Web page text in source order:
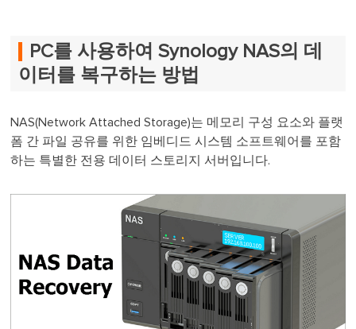
PC를 사용하여 Synology NAS의 데
이터를 복구하는 방법
NAS(Network Attached Storage)는 메모리 구성 요소와 플랫
폼 간 파일 공유를 위한 임베디드 시스템 소프트웨어를 포함
하는 특별한 전용 데이터 스토리지 서버입니다.